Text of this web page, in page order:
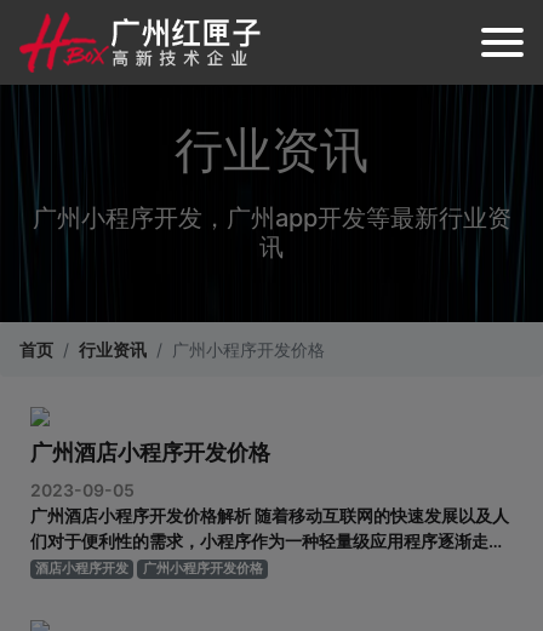
行业资讯
广州小程序开发，广州app开发等最新行业资
讯
首页 行业资讯 广州小程序开发价格
广州酒店小程序开发价格
2023-09-05
广州酒店小程序开发价格解析 随着移动互联网的快速发展以及人
们对于便利性的需求，小程序作为一种轻量级应用程序逐渐走进
人们的生活。在广州这座繁华的城市中，酒店业也纷纷跟进，开
程序的开发价格是一个让人们关注的话题。本文将为大家解析广
酒店小程序开发 广州小程序开发价格